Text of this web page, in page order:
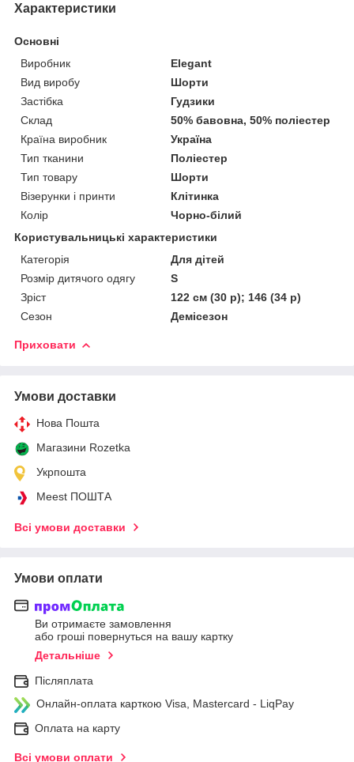
Характеристики
Основні
Виробник
Elegant
Вид виробу
Шорти
Застібка
Гудзики
Склад
50% бавовна, 50% поліестер
Країна виробник
Україна
Тип тканини
Поліестер
Тип товару
Шорти
Візерунки і принти
Клітинка
Колір
Чорно-білий
Користувальницькі характеристики
Категорія
Для дітей
Розмір дитячого одягу
S
Зріст
122 см (30 р); 146 (34 р)
Сезон
Демісезон
Приховати
Умови доставки
Нова Пошта
Магазини Rozetka
Укрпошта
Meest ПОШТА
Всі умови доставки
Умови оплати
Ви отримаєте замовлення
або гроші повернуться на вашу картку
Детальніше
Післяплата
Онлайн-оплата карткою Visa, Mastercard - LiqPay
Оплата на карту
Всі умови оплати